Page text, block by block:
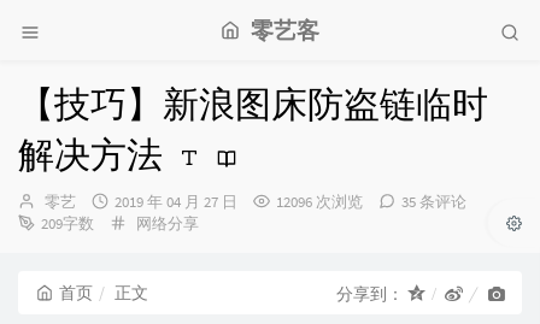
零艺客
【技巧】新浪图床防盗链临时
解决方法
博
主：
零艺
发
布
2019 年 04 月 27 日 12096 次浏览
35 条评论
209字数
分
网络分享
首页 正文 分享到：